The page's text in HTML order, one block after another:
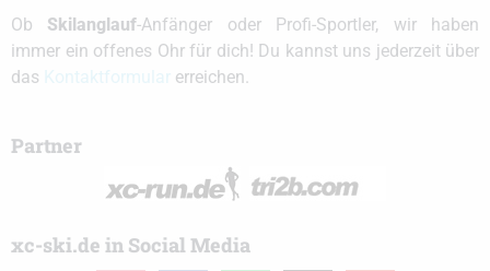
Ob Skilanglauf-Anfänger oder Profi-Sportler, wir haben
immer ein offenes Ohr für dich! Du kannst uns jederzeit über
das
erreichen.
Partner
xc-ski.de in Social Media